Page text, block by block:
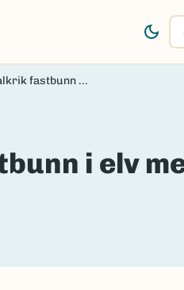
i
fastbunn ...
i elv